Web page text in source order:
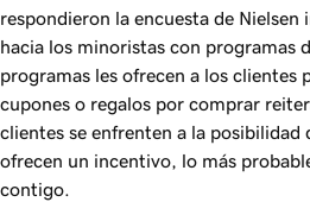
respondieron la encuesta de Nielsen
hacia los minoristas con programas
programas les ofrecen a los clientes
cupones o regalos por comprar
clientes se enfrenten a la posibilidad
ofrecen un incentivo, lo más
contigo.